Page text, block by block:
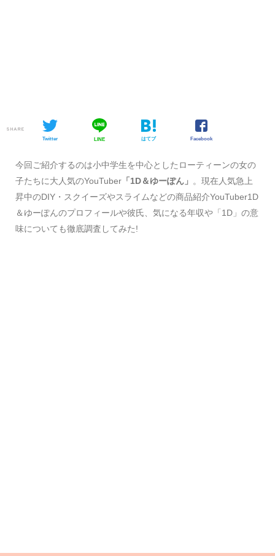
SHARE
Twitter LINE はてブ Facebook
今回ご紹介するのは小中学生を中心としたローティーンの女の
子たちに大人気のYouTuber 「1D＆ゆーぽん」 。現在人気急上
昇中のDIY・スクイーズやスライムなどの商品紹介YouTuber1D
＆ゆーぽんのプロフィールや彼氏、気になる年収や「1D」の意
味についても徹底調査してみた!